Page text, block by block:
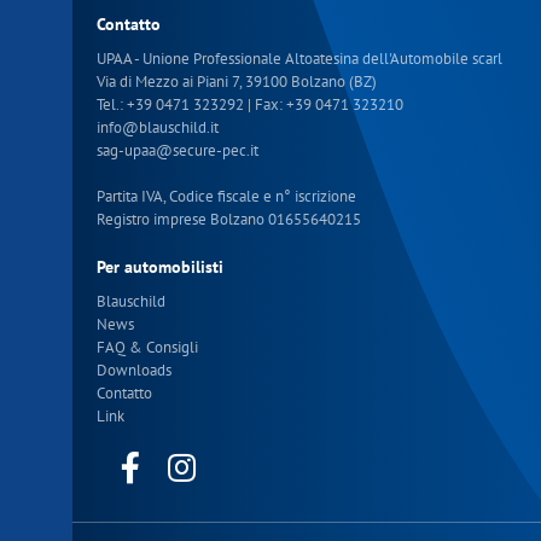
Contatto
UPAA - Unione Professionale Altoatesina dell'Automobile scarl
Via di Mezzo ai Piani 7, 39100 Bolzano (BZ)
Tel.:+39 0471 323292 | Fax: +39 0471 323210
info@blauschild.it
sag-upaa@secure-pec.it
Partita IVA, Codice fiscale e n° iscrizione
Registro imprese Bolzano 01655640215
Per automobilisti
Blauschild
News
FAQ & Consigli
Downloads
Contatto
Link